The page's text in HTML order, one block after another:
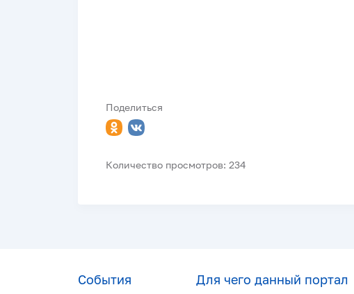
Поделиться
Количество просмотров: 234
События Для чего данный портал